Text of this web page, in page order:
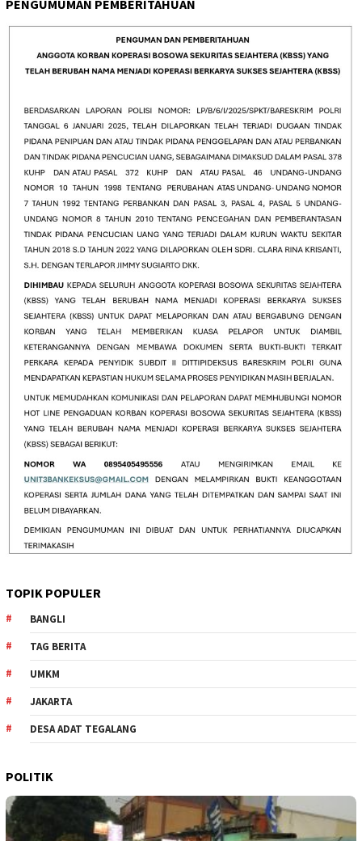
PENGUMUMAN PEMBERITAHUAN
TOPIK POPULER
BANGLI
TAG BERITA
UMKM
JAKARTA
DESA ADAT TEGALANG
POLITIK